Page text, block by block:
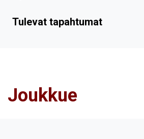
Tulevat tapahtumat
Joukkue